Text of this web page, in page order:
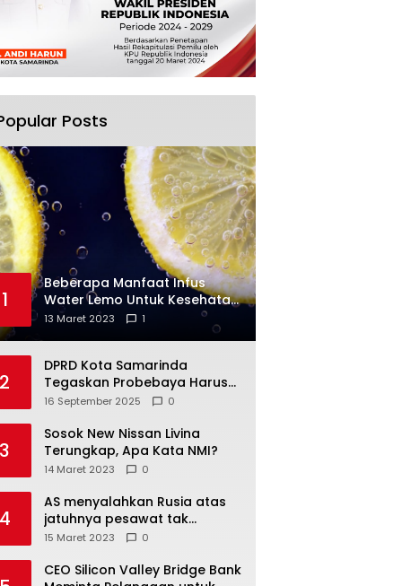
Posts
1
Beberapa Manfaat Infus
Water Lemo Untuk Kesehatan
Anda
13 Maret 2023 1
2
DPRD Kota Samarinda
Tegaskan Probebaya Harus
Tepat Sasaran, Bukan Hanya
16 September 2025 0
3
Sosok New Nissan Livina
Terungkap, Apa Kata NMI?
14 Maret 2023 0
4
AS menyalahkan Rusia atas
jatuhnya pesawat tak
berawak di Laut Hitam,
15 Maret 2023 0
CEO Silicon Valley Bridge Bank